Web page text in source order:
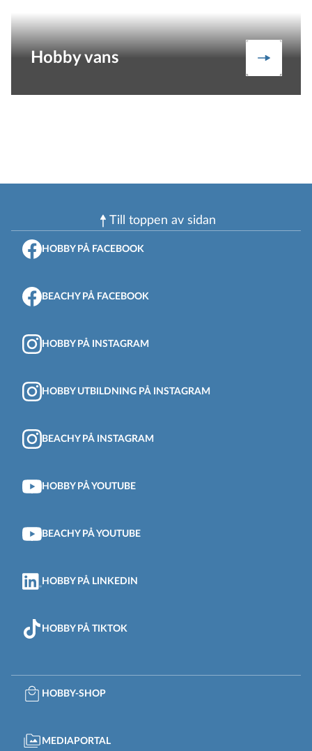
Hobby vans Vans
Till toppen av sidan
HOBBY PÅ FACEBOOK
BEACHY PÅ FACEBOOK
HOBBY PÅ INSTAGRAM
HOBBY UTBILDNING PÅ INSTAGRAM
BEACHY PÅ INSTAGRAM
HOBBY PÅ YOUTUBE
BEACHY PÅ YOUTUBE
HOBBY PÅ LINKEDIN
HOBBY PÅ TIKTOK
HOBBY-SHOP
MEDIAPORTAL